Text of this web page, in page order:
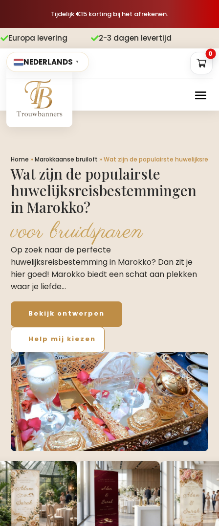
Tijdelijk €15 korting bij het afrekenen.
2-3 dagen levertijd
NEDERLANDS ▼
0
Home »Marokkaanse bruiloft »Wat zijn de populairste
Wat zijn de populairste
huwelijksreisbestemmingen
in Marokko?
voor bruidsparen
Op zoek naar de perfecte
huwelijksreisbestemming in Marokko? Dan zit je
hier goed! Marokko biedt een schat aan plekken
waar je liefde…
Bekijk ontwerpen
Help mij kiezen